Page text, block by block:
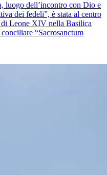
luogo dell’incontro con Dio e
dei fedeli”, è stata al centro
di Leone XIV nella Basilica
“Sacrosanctum